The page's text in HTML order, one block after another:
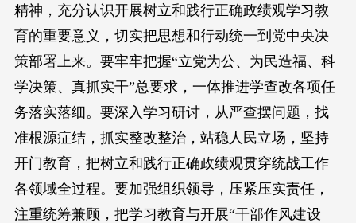
精神，充分认识开展树立和践行正确政绩观学习教
育的重要意义，切实把思想和行动统一到党中央决
策部署上来。要牢牢把握“立党为公、为民造福、科
学决策、真抓实干”总要求，一体推进学查改各项任
务落实落细。要深入学习研讨，从严查摆问题，找
准根源症结，抓实整改整治，站稳人民立场，坚持
开门教育，把树立和践行正确政绩观贯穿统战工作
各领域全过程。要加强组织领导，压紧压实责任，
注重统筹兼顾，把学习教育与开展“干部作风建设